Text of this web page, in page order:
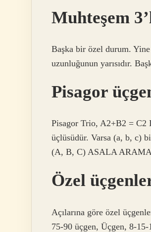
Muhteşem
Başka bir özel durum.
uzunluğunun yarısıdır.
Pisagor
Pisagor Trio, A2+B2 = C2
üçlüsüdür. Varsa (a, b, c)
(A, B, C) ASALA
Özel
Açılarına göre özel
75-90 üçgen, Üçgen, 8-